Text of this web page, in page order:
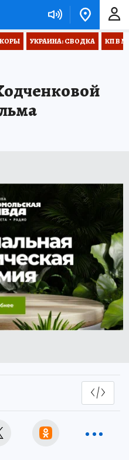
УКРАИНА: СВОДКА КП В